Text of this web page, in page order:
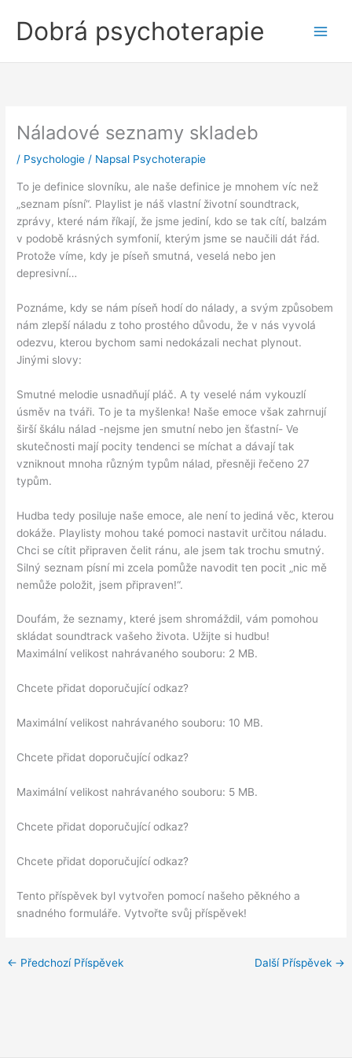
obsahDobrá psychoterapie
Náladové seznamy skladeb
/ Psychologie / Napsal Psychoterapie
To je definice slovníku, ale naše definice je mnohem víc než
„seznam písní“. Playlist je náš vlastní životní soundtrack,
zprávy, které nám říkají, že jsme jediní, kdo se tak cítí, balzám
v podobě krásných symfonií, kterým jsme se naučili dát řád.
Protože víme, kdy je píseň smutná, veselá nebo jen
depresivní…
Poznáme, kdy se nám píseň hodí do nálady, a svým způsobem
nám zlepší náladu z toho prostého důvodu, že v nás vyvolá
odezvu, kterou bychom sami nedokázali nechat plynout.
Jinými slovy:
Smutné melodie usnadňují pláč. A ty veselé nám vykouzlí
úsměv na tváři. To je ta myšlenka! Naše emoce však zahrnují
širší škálu nálad -nejsme jen smutní nebo jen šťastní- Ve
skutečnosti mají pocity tendenci se míchat a dávají tak
vzniknout mnoha různým typům nálad, přesněji řečeno 27
typům.
Hudba tedy posiluje naše emoce, ale není to jediná věc, kterou
dokáže. Playlisty mohou také pomoci nastavit určitou náladu.
Chci se cítit připraven čelit ránu, ale jsem tak trochu smutný.
Silný seznam písní mi zcela pomůže navodit ten pocit „nic mě
nemůže položit, jsem připraven!“.
Doufám, že seznamy, které jsem shromáždil, vám pomohou
skládat soundtrack vašeho života. Užijte si hudbu!
Maximální velikost nahrávaného souboru: 2 MB.
Chcete přidat doporučující odkaz?
Maximální velikost nahrávaného souboru: 10 MB.
Chcete přidat doporučující odkaz?
Maximální velikost nahrávaného souboru: 5 MB.
Chcete přidat doporučující odkaz?
Chcete přidat doporučující odkaz?
Tento příspěvek byl vytvořen pomocí našeho pěkného a
snadného formuláře. Vytvořte svůj příspěvek!
← Předchozí Příspěvek Další Příspěvek →